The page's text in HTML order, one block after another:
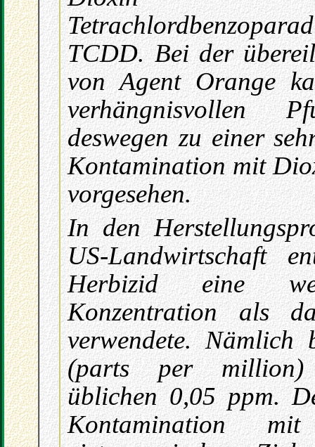
TCDD. Bei der
von Agent Orange
verhängnisvollen
deswegen zu einer
Kontamination mit
vorgesehen.
In den
US-Landwirtschaft
Herbizid eine
Konzentration als
verwendete.
(parts per
üblichen 0,05 ppm.
Kontamination